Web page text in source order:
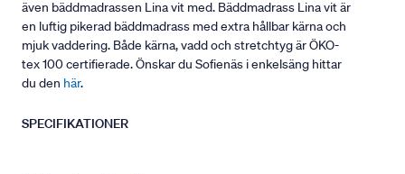
även bäddmadrassen Lina vit med. Bäddmadrass Lina vit är
en luftig pikerad bäddmadrass med extra hållbar kärna och
mjuk vaddering. Både kärna, vadd och stretchtyg är ÖKO-
tex 100 certifierade. Önskar du Sofienäs i enkelsäng hittar
du den här.
SPECIFIKATIONER